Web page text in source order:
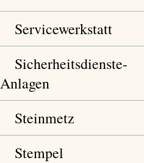
Servicewerkstatt
Sicherheitsdienste-
Anlagen
Steinmetz
Stempel